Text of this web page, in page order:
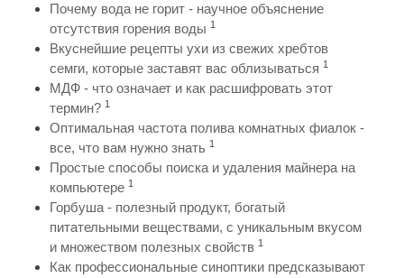
Почему вода не горит - научное объяснение
отсутствия горения воды 1
Вкуснейшие рецепты ухи из свежих хребтов
семги, которые заставят вас облизываться 1
МДФ - что означает и как расшифровать этот
термин? 1
Оптимальная частота полива комнатных фиалок -
все, что вам нужно знать 1
Простые способы поиска и удаления майнера на
компьютере 1
Горбуша - полезный продукт, богатый
питательными веществами, с уникальным вкусом
и множеством полезных свойств 1
Как профессиональные синоптики предсказывают